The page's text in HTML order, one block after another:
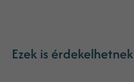
Ezek is érdekelhetnek